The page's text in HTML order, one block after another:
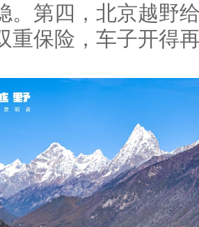
。第四，北京越野
重保险，车子开得